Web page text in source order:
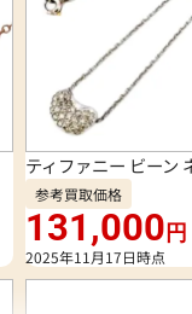
ティファニー ビーン
参考買取価格
131,000円
2025年11月17日時点